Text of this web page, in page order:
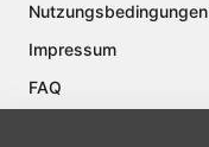
Nutzungsbedingungen
Impressum
FAQ